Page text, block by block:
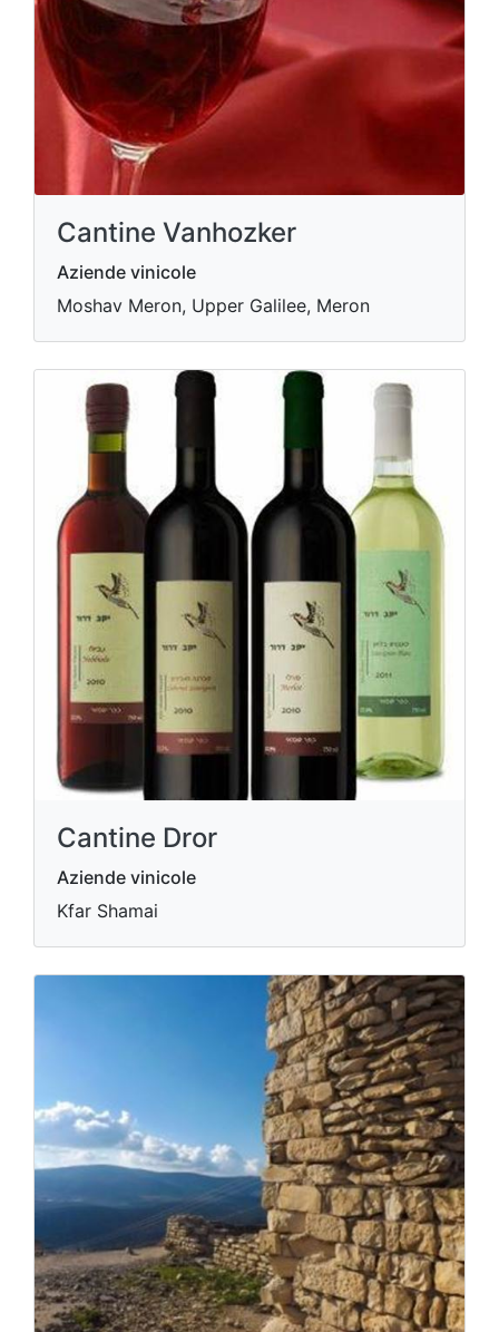
Cantine Vanhozker
Aziende vinicole
Moshav Meron, Upper Galilee, Meron
Cantine Dror
Aziende vinicole
Kfar Shamai